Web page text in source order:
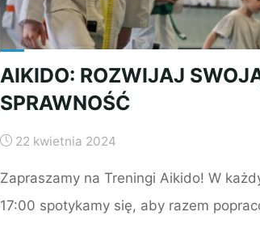
AIKIDO: ROZWIJAJ
SPRAWNOŚĆ
22 kwietnia 2024
Zapraszamy na Treningi Aikido! W
17:00 spotykamy się, aby razem